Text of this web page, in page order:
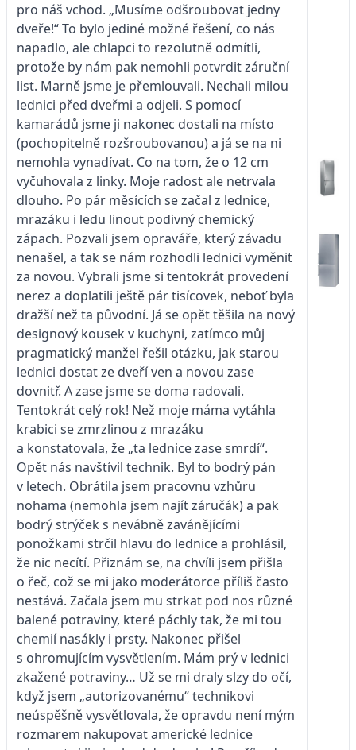
pro náš vchod. „Musíme odšroubovat jedny
dveře!“ To bylo jediné možné řešení, co nás
napadlo, ale chlapci to rezolutně odmítli,
protože by nám pak nemohli potvrdit záruční
list. Marně jsme je přemlouvali. Nechali milou
lednici před dveřmi a odjeli. S pomocí
kamarádů jsme ji nakonec dostali na místo
(pochopitelně rozšroubovanou) a já se na ni
nemohla vynadívat. Co na tom, že o 12 cm
vyčuhovala z linky. Moje radost ale netrvala
dlouho. Po pár měsících se začal z lednice,
mrazáku i ledu linout podivný chemický
zápach. Pozvali jsem opraváře, který závadu
nenašel, a tak se nám rozhodli lednici vyměnit
za novou. Vybrali jsme si tentokrát provedení
nerez a doplatili ještě pár tisícovek, neboť byla
dražší než ta původní. Já se opět těšila na nový
designový kousek v kuchyni, zatímco můj
pragmatický manžel řešil otázku, jak starou
lednici dostat ze dveří ven a novou zase
dovnitř. A zase jsme se doma radovali.
Tentokrát celý rok! Než moje máma vytáhla
krabici se zmrzlinou z mrazáku
a konstatovala, že „ta lednice zase smrdí“.
Opět nás navštívil technik. Byl to bodrý pán
v letech. Obrátila jsem pracovnu vzhůru
nohama (nemohla jsem najít záručák) a pak
bodrý strýček s nevábně zavánějícími
ponožkami strčil hlavu do lednice a prohlásil,
že nic necítí. Přiznám se, na chvíli jsem přišla
o řeč, což se mi jako moderátorce příliš často
nestává. Začala jsem mu strkat pod nos různé
balené potraviny, které páchly tak, že mi tou
chemií nasákly i prsty. Nakonec přišel
s ohromujícím vysvětlením. Mám prý v lednici
zkažené potraviny… Už se mi draly slzy do očí,
když jsem „autorizovanému“ technikovi
neúspěšně vysvětlovala, že opravdu není mým
rozmarem nakupovat americké lednice